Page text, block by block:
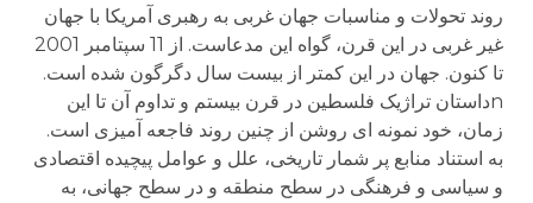
روند تحولات و مناسبات جهان غربی به رهبری آمریکا با جهان
غیر غربی در این قرن، گواه این مدعاست. از 11 سپتامبر 2001
تا کنون. جهان در این کمتر از بیست سال دگرگون شده است.
nداستان تراژیک فلسطین در قرن بیستم و تداوم آن تا این
زمان، خود نمونه ای روشن از چنین روند فاجعه آمیزی است.
به استناد منابع پر شمار تاریخی، علل و عوامل پیچیده اقتصادی
و سیاسی و فرهنگی در سطح منطقه و در سطح جهانی، به